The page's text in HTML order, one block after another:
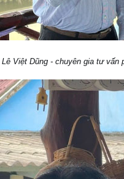
Việt Dũng - chuyên gia tư vấn